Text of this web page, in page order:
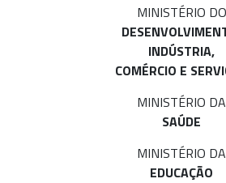
MINISTÉRIO DO
INDÚSTRIA,
COMÉRCIO E
MINISTÉRIO DA
SAÚDE
MINISTÉRIO DA
EDUCAÇÃO